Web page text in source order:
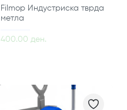
Filmop Индустриска тврда
метла
400.00 ден.